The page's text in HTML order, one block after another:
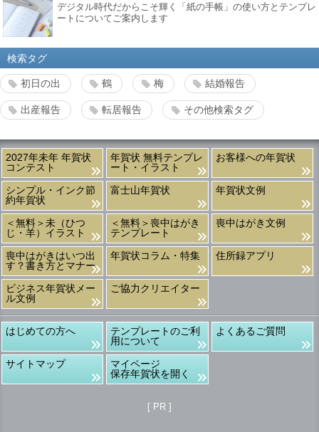
デジタル時代だからこそ輝く「紙の手帳」の使い方とテンプレ
ートについてご案内します
検索タグ
初日の出 鶴 梅 結婚報告
出産報告 転居報告 その他検索タグ
2027年未年 年賀状
コンテスト
年賀状 無料テンプレ
ート・イラスト
お客様への年賀状
シンプル・インク節
約年賀状
富士山年賀状 年賀状文例
＜無料＞未（ひつ
じ・羊）イラスト
＜無料＞喪中はがき
テンプレート
喪中はがき文例
喪中はがきはいつ出
す？書き方とマナー
年賀状コラム・特集 住所録アプリ
ビジネス年賀状メー
ル文例
ご協力クリエイター
はじめての方へ
テンプレートのご利
用について
よくあるご質問
サイトマップ
マイページ
保存年賀状を開く
[ PR ]